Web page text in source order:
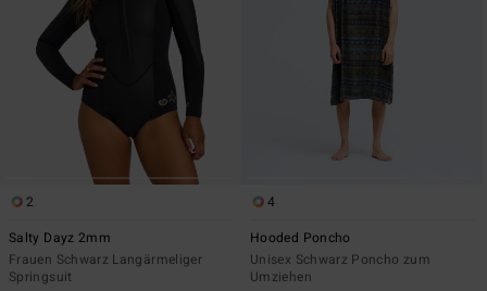
2
Salty Dayz 2mm
Frauen Schwarz Langärmeliger
Springsuit
4
Hooded Poncho
Unisex Schwarz Poncho zum
Umziehen